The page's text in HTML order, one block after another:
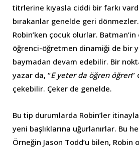
titrlerine kıyasla ciddi bir farkı
bırakanlar genelde geri dönmezler.
Robin’ken çocuk olurlar.
öğrenci-öğretmen dinamiği de bir
baymadan devam edebilir. Bir
yazar da, “E yeter da öğren öğren”
çekebilir. Çeker de genelde.
Bu tip durumlarda Robin’ler
yeni başlıklarına uğurlanırlar. Bu
Örneğin Jason Todd’u bilen, Robin